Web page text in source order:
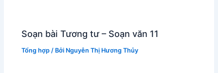
Soạn bài Tương tư – Soạn văn 11
Tổng hợp / Bởi Nguyễn Thị Hương Thủy